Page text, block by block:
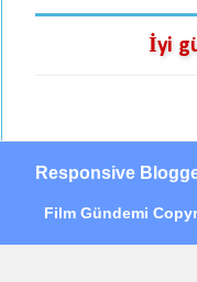
İyi
Responsive
Film Gündemi